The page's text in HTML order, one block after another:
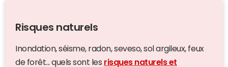
Risques naturels
Inondation, séisme, radon, seveso, sol argileux, feux
de forêt... quels sont les risques naturels et